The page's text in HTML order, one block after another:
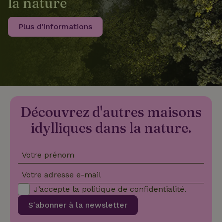
Plus d'informations
Découvrez d'autres maisons
idylliques dans la nature.
Votre prénom
Votre adresse e-mail
S'abonner à la newsletter
J’accepte la politique de confidentialité.
www.maisonnature.fr
_nhftconstraint_new-
www.maisonnature.fr
_nhftconstraint_search-
www.maisonnature.fr